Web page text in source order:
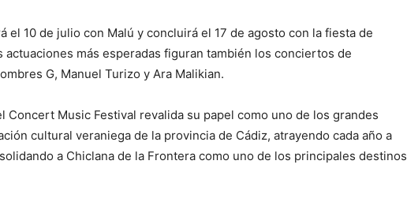
el 10 de julio con Malú y concluirá el 17 de agosto con la fiesta de
actuaciones más esperadas figuran también los conciertos de
G, Manuel Turizo y Ara Malikian.
Concert Music Festival revalida su papel como uno de los grandes
cultural veraniega de la provincia de Cádiz, atrayendo cada año a
a Chiclana de la Frontera como uno de los principales destinos